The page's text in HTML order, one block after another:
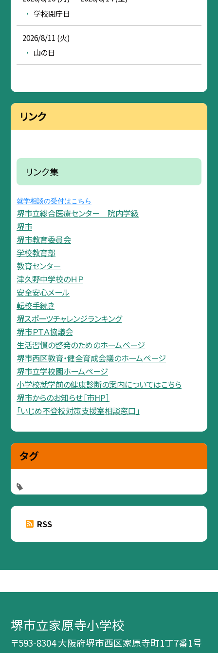
学校閉庁日
2026/8/11 (火)
山の日
リンク
リンク集
就学相談の受付はこちら
堺市立総合医療センター 院内学級
堺市
堺市教育委員会
学校教育部
教育センター
津久野中学校のＨＰ
安全安心メール
転校手続き
堺スポーツチャレンジランキング
堺市ＰＴＡ協議会
生活習慣の啓発のためのホームページ
堺市西区教育・健全育成会議のホームページ
堺市立学校園ホームページ
小学校就学前の健康診断の案内についてはこちら
堺市からのお知らせ［市HP］
「いじめ不登校対策支援室相談窓口」
タグ
RSS
堺市立家原寺小学校
〒593-8304 大阪府堺市西区家原寺町1丁7番1号